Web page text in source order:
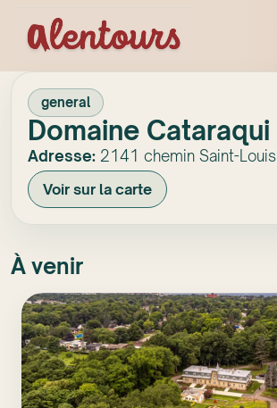
general
Domaine Cataraqui
Adresse: 2141 chemin Saint-Louis
Voir sur la carte
À venir